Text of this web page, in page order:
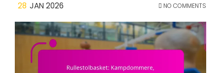
28 JAN 2026 NO COMMENTS